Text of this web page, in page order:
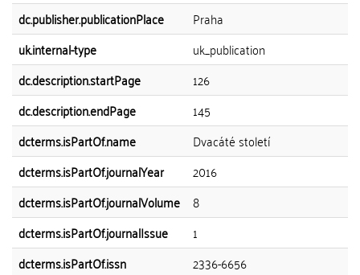
dc.publisher.publicationPlace
Praha
uk.internal-type
uk_publication
dc.description.startPage
126
dc.description.endPage
145
dcterms.isPartOf.name
Dvacáté století
dcterms.isPartOf.journalYear
2016
dcterms.isPartOf.journalVolume 8
dcterms.isPartOf.journalIssue
1
dcterms.isPartOf.issn
2336-6656